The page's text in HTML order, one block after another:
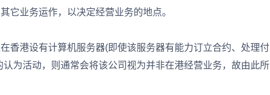
它业务运作，以决定经营业务的地点。
港设有计算机服务器(即使该服务器有能力订立合约、处理付
为活动，则通常会将该公司视为并非在港经营业务，故由此所